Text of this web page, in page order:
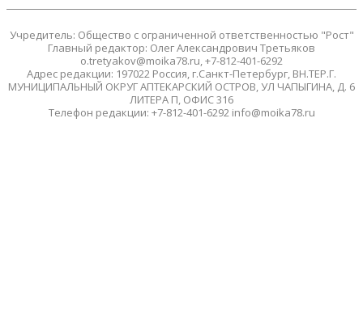
Учредитель: Общество с ограниченной ответственностью "Рост"
Главный редактор: Олег Александрович Третьяков
o.tretyakov@moika78.ru, +7-812-401-6292
Адрес редакции: 197022 Россия, г.Санкт-Петербург, ВН.ТЕР.Г.
МУНИЦИПАЛЬНЫЙ ОКРУГ АПТЕКАРСКИЙ ОСТРОВ, УЛ ЧАПЫГИНА, Д. 6
ЛИТЕРА П, ОФИС 316
Телефон редакции: +7-812-401-6292 info@moika78.ru